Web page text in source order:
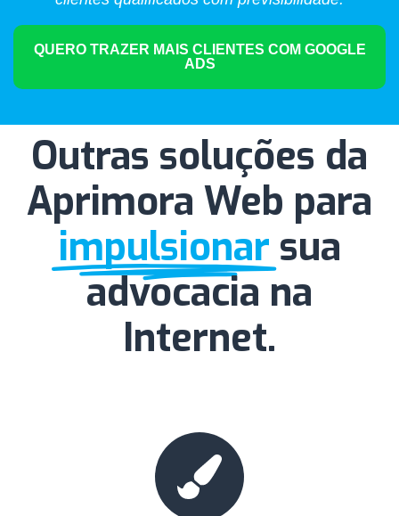
QUERO TRAZER MAIS CLIENTES COM GOOGLE
ADS
Outras soluções da
Aprimora Web para
impulsionar sua
advocacia na
Internet.